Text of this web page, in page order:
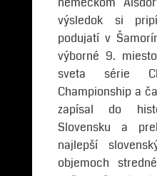
výsledok si
podujatí v
výborné 9.
sveta série
Championship a
zapísal do
Slovensku a
najlepší
objemoch